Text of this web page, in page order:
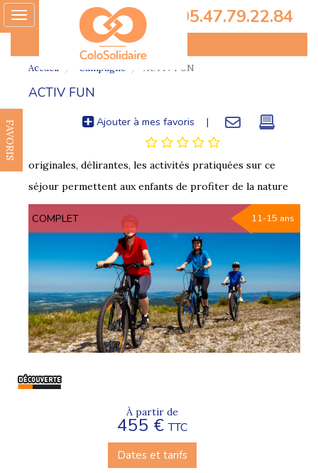
05.47.79.22.84
Toggle
FAVORIS
Accueil Campagne ACTIV FUN
ACTIV FUN
Ajouter à mes favoris |
originales, délirantes, les activités pratiquées sur ce
séjour permettent aux enfants de profiter de la nature
COMPLET 11-15 ans
À partir de
455 €TTC
Dates et tarifs